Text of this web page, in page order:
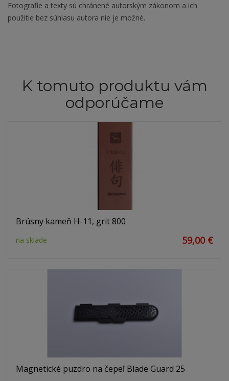
Fotografie a texty sú chránené autorským zákonom a ich
použitie bez súhlasu autora nie je možné.
K tomuto produktu vám
odporúčame
Brúsny kameň H-11, grit 800
na sklade 59,00 €
Magnetické puzdro na čepeľ Blade Guard 25